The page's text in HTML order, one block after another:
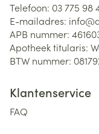
Telefoon: 03 775 98
E-mailadres: info@
APB nummer:
Apotheek titularis:
BTW nummer:
Klantenservice
FAQ